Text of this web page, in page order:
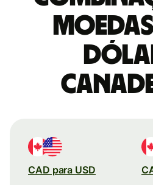
CAD para USD